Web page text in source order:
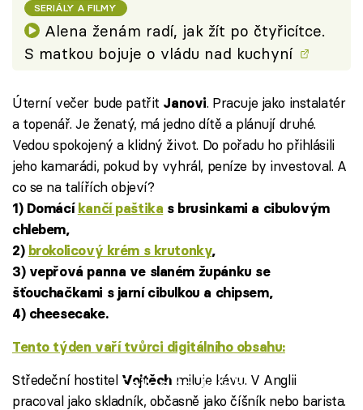
SERIÁLY A FILMY
Alena ženám radí, jak žít po čtyřicítce.
S matkou bojuje o vládu nad kuchyní
Úterní večer bude patřit Janovi. Pracuje jako instalatér
a topenář. Je ženatý, má jedno dítě a plánují druhé.
Vedou spokojený a klidný život. Do pořadu ho přihlásili
jeho kamarádi, pokud by vyhrál, peníze by investoval. A
co se na talířích objeví?
1) Domácí kančí paštika s brusinkami a cibulovým
chlebem,
2) brokolicový krém s krutonky,
3) vepřová panna ve slaném župánku se
šťouchačkami s jarní cibulkou a chipsem,
4) cheesecake.
Tento týden vaří tvůrci digitálního obsahu:
Failed to fetch
Středeční hostitel Vojtěch miluje kávu. V Anglii
pracoval jako skladník, občasně jako číšník nebo barista.